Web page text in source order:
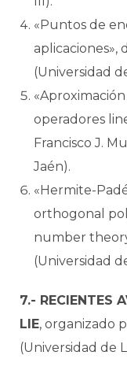
«Puntos de
aplicaciones»,
(Universidad
operadores
Francisco J.
Jaén).
«Hermite-
orthogonal
number
(Universidad
7.- RECIENTES
LIE, organizado
(Universidad de